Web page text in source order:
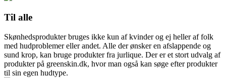
Til alle
Skønhedsprodukter bruges ikke kun af kvinder og ej heller af folk
med hudproblemer eller andet. Alle der ønsker en afslappende og
sund krop, kan bruge produkter fra jurlique. Der er et stort udvalg af
produkter på greenskin.dk, hvor man også kan søge efter produkter
til sin egen hudtype.